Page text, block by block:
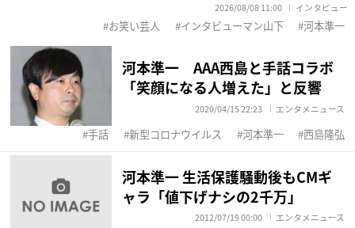
2026/08/08 11:00 インタビュー
お笑い芸人 インタビューマン山下 河本準一
河本準一 AAA西島と手話コラボ
「笑顔になる人増えた」と反響
2020/04/15 22:23 エンタメニュース
手話 新型コロナウイルス 河本準一 西島隆弘
河本準一 生活保護騒動後もCMギ
ャラ「値下げナシの2千万」
2012/07/19 00:00 エンタメニュース